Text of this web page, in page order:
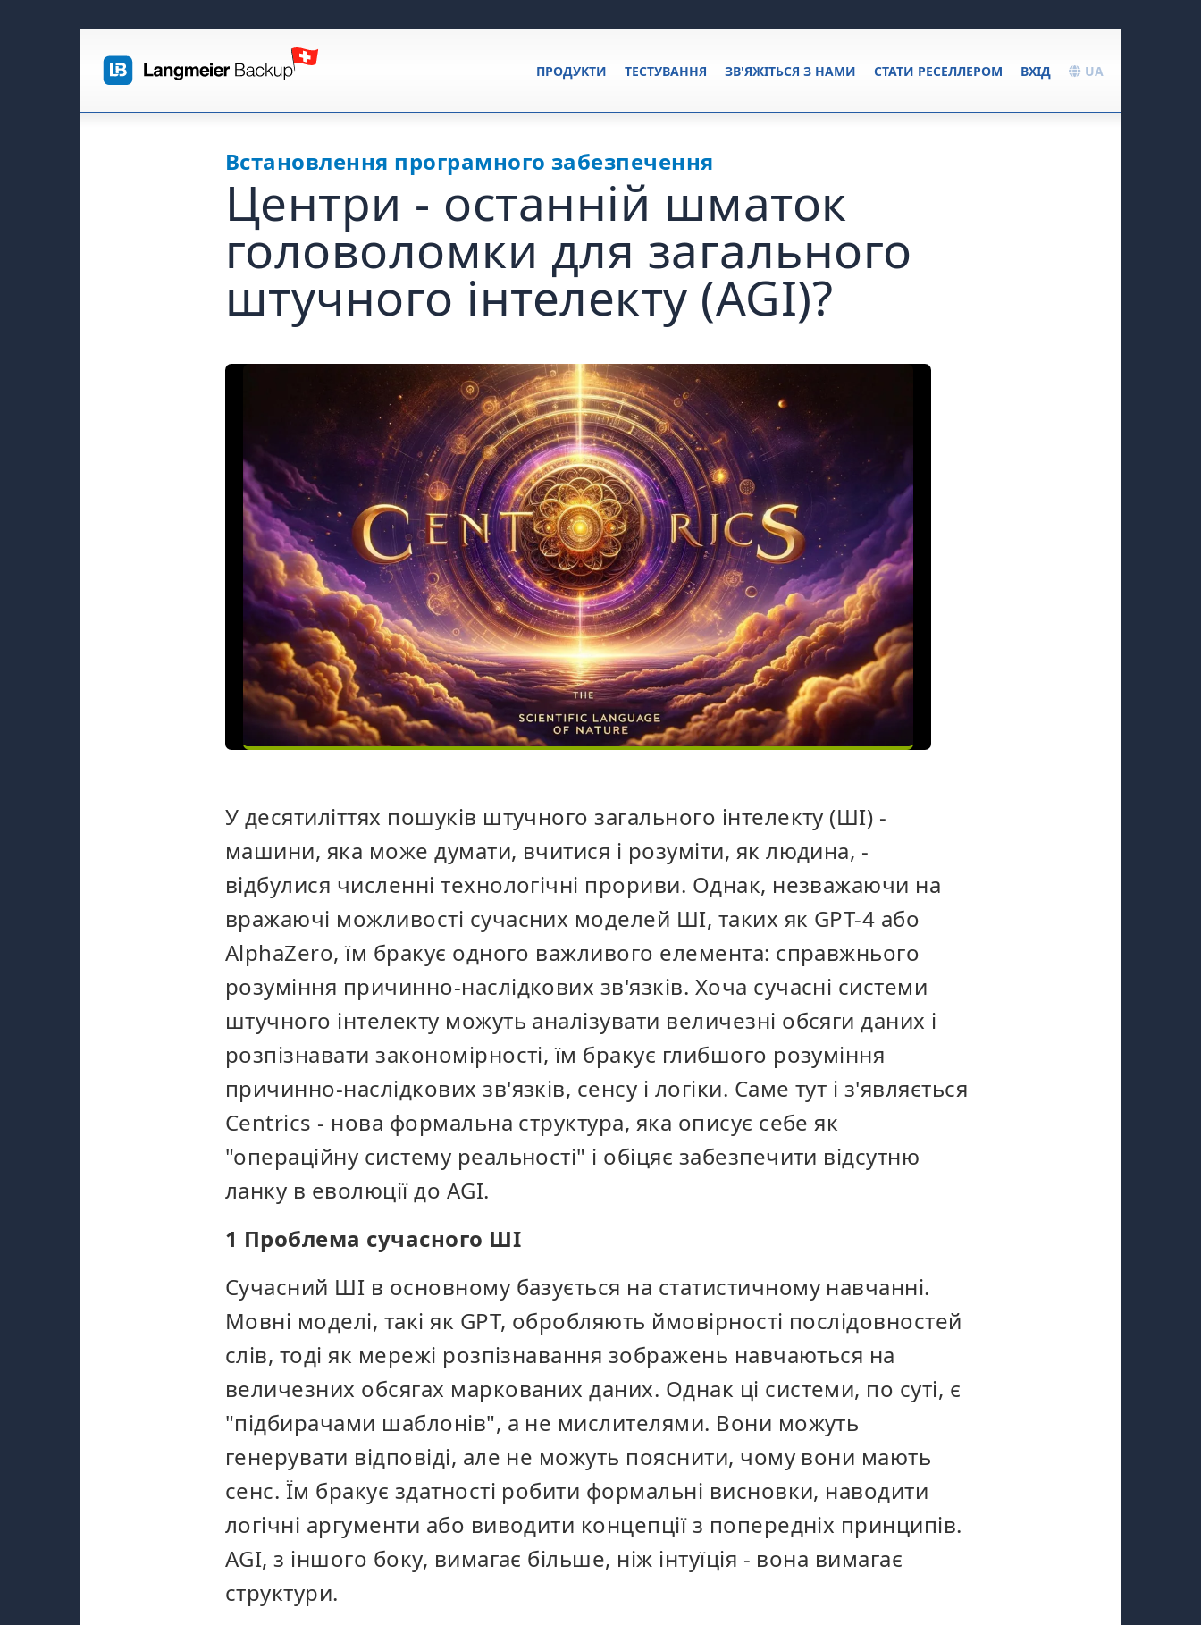
UA
ВХІД
СТАТИ РЕСЕЛЛЕРОМ
ЗВ'ЯЖІТЬСЯ З НАМИ
ТЕСТУВАННЯ
ПРОДУКТИ
Встановлення програмного забезпечення
Центри - останній шматок
головоломки для загального
штучного інтелекту (AGI)?
У десятиліттях пошуків штучного загального інтелекту (ШІ) -
машини, яка може думати, вчитися і розуміти, як людина, -
відбулися численні технологічні прориви. Однак, незважаючи на
вражаючі можливості сучасних моделей ШІ, таких як GPT-4 або
AlphaZero, їм бракує одного важливого елемента: справжнього
розуміння причинно-наслідкових зв'язків. Хоча сучасні системи
штучного інтелекту можуть аналізувати величезні обсяги даних і
розпізнавати закономірності, їм бракує глибшого розуміння
причинно-наслідкових зв'язків, сенсу і логіки. Саме тут і з'являється
Centrics - нова формальна структура, яка описує себе як
"операційну систему реальності" і обіцяє забезпечити відсутню
ланку в еволюції до AGI.
1 Проблема сучасного ШІ
Сучасний ШІ в основному базується на статистичному навчанні.
Мовні моделі, такі як GPT, обробляють ймовірності послідовностей
слів, тоді як мережі розпізнавання зображень навчаються на
величезних обсягах маркованих даних. Однак ці системи, по суті, є
"підбирачами шаблонів", а не мислителями. Вони можуть
генерувати відповіді, але не можуть пояснити, чому вони мають
сенс. Їм бракує здатності робити формальні висновки, наводити
логічні аргументи або виводити концепції з попередніх принципів.
AGI, з іншого боку, вимагає більше, ніж інтуїція - вона вимагає
структури.